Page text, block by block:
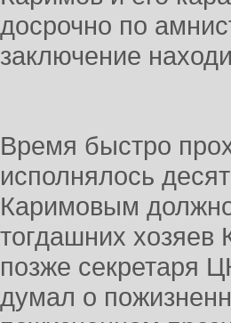
досрочно по
заключение
Время быстро
исполнялось
Каримовым
тогдашних хозяев
позже секретаря
думал о